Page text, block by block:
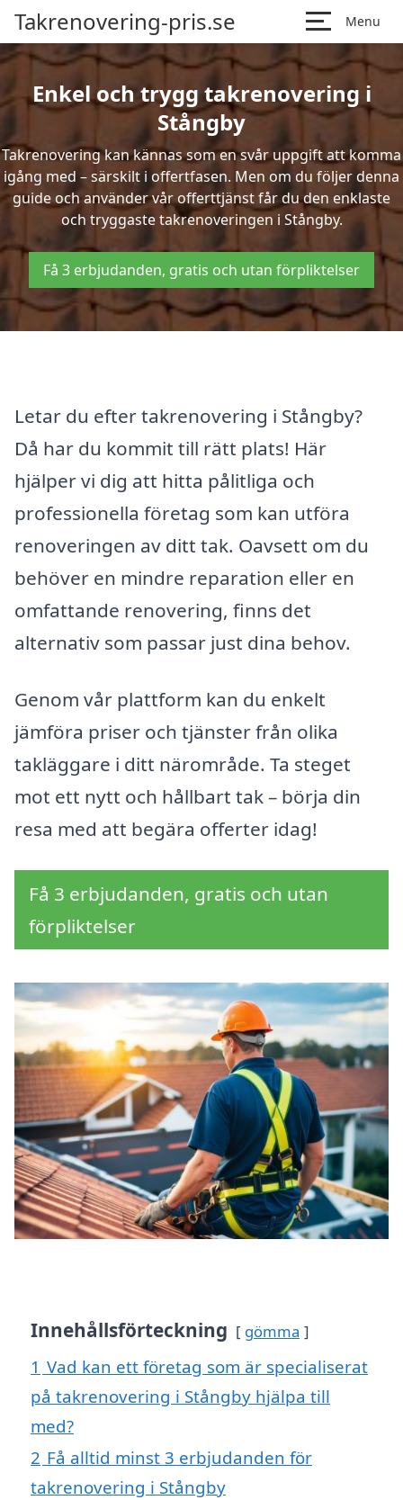
Takrenovering-pris.se Menu
Enkel och trygg takrenovering i
Stångby
Takrenovering kan kännas som en svår uppgift att komma
igång med – särskilt i offertfasen. Men om du följer denna
guide och använder vår offerttjänst får du den enklaste
och tryggaste takrenoveringen i Stångby.
Få 3 erbjudanden, gratis och utan förpliktelser
Letar du efter takrenovering i Stångby?
Då har du kommit till rätt plats! Här
hjälper vi dig att hitta pålitliga och
professionella företag som kan utföra
renoveringen av ditt tak. Oavsett om du
behöver en mindre reparation eller en
omfattande renovering, finns det
alternativ som passar just dina behov.
Genom vår plattform kan du enkelt
jämföra priser och tjänster från olika
takläggare i ditt närområde. Ta steget
mot ett nytt och hållbart tak – börja din
resa med att begära offerter idag!
Få 3 erbjudanden, gratis och utan
förpliktelser
Innehållsförteckning gömma
1 Vad kan ett företag som är specialiserat
på takrenovering i Stångby hjälpa till
med?
2 Få alltid minst 3 erbjudanden för
takrenovering i Stångby